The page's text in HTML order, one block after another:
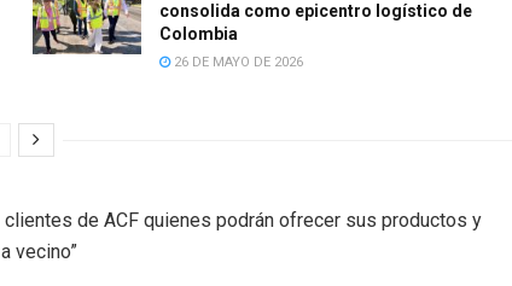
consolida como epicentro logístico de
Colombia
26 DE MAYO DE 2026
de ACF quienes podrán ofrecer sus productos y
vecino”